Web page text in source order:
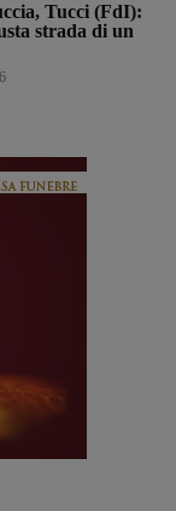
Tucci (FdI):
strada di un